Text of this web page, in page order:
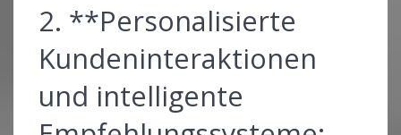
2. **Personalisierte
Kundeninteraktionen
und intelligente